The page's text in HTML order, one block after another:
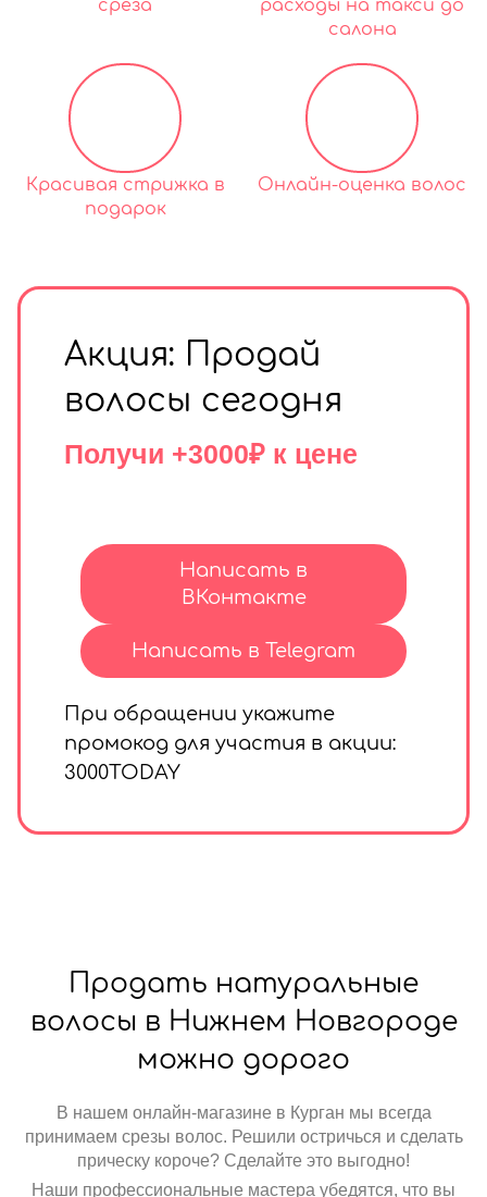
среза
расходы на такси до
салона
Красивая стрижка в
подарок
Онлайн-оценка волос
Акция: Продай
волосы сегодня
Получи +3000₽ к цене
Написать в
ВКонтакте
Написать в Telegram
При обращении укажите
промокод для участия в акции:
3000TODAY
Продать натуральные
волосы в Нижнем Новгороде
можно дорого
В нашем онлайн-магазине в Курган мы всегда
принимаем срезы волос. Решили остричься и сделать
прическу короче? Сделайте это выгодно!
Наши профессиональные мастера убедятся, что вы